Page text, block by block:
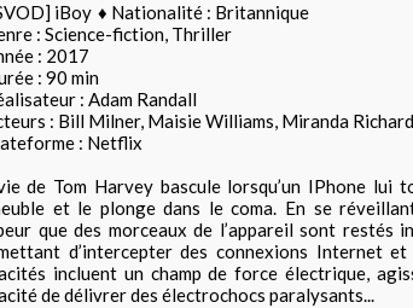
♦ Nationalité : Britannique
: Science-fiction, Thriller
: 2017
: 90 min
: Adam Randall
: Bill Milner, Maisie Williams, Miranda
: Netflix
de Tom Harvey bascule lorsqu’un IPhone lui
et le plonge dans le coma. En se
que des morceaux de l’appareil sont restés
d’intercepter des connexions Internet et
incluent un champ de force électrique,
de délivrer des électrochocs paralysants...